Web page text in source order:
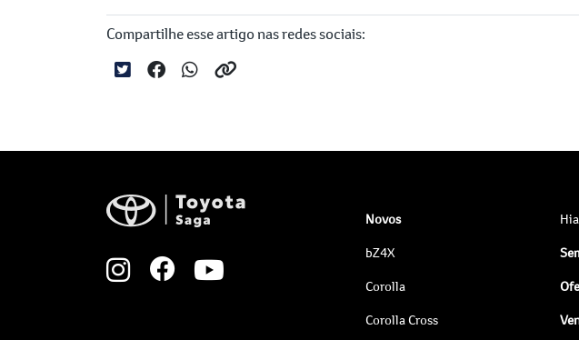
Compartilhe esse artigo nas redes sociais:
Novos
bZ4X
Corolla
Corolla Cross